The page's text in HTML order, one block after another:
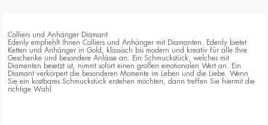
Colliers und Anhänger Diamant
Edenly empfiehlt Ihnen Colliers und Anhänger mit Diamanten. Edenly bietet
Ketten und Anhänger in Gold, klassisch bis modern und kreativ für alle Ihre
Geschenke und besondere Anlässe an. Ein Schmuckstück, welches mit
Diamenten besetzt ist, nimmt sofort einen großen emotionalen Wert an. Ein
Diamant verkörpert die besonderen Momente im Leben und die Liebe. Wenn
Sie ein kostbares Schmuckstück erstehen möchten, dann treffen Sie hiermit die
richtige Wahl.